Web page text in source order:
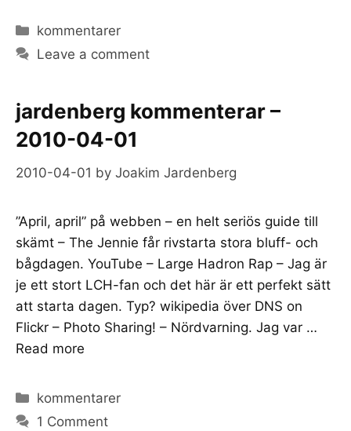
Categories
kommentarer
Leave a comment
jardenberg kommenterar –
2010-04-01
2010-04-01 by Joakim Jardenberg
”April, april” på webben – en helt seriös guide till
skämt – The Jennie får rivstarta stora bluff- och
bågdagen. YouTube – Large Hadron Rap – Jag är
je ett stort LCH-fan och det här är ett perfekt sätt
att starta dagen. Typ? wikipedia över DNS on
Flickr – Photo Sharing! – Nördvarning. Jag var …
Read more
Categories
kommentarer
1 Comment